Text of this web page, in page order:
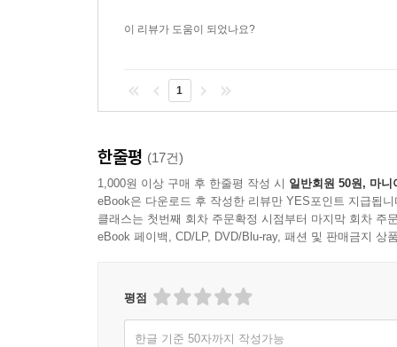
2단계 핵심 구문 듣기- 핵심 구문에 대한 설명을
잠깐만요- 발음에 대한 보충 설명입니다.
컨닝페이퍼- 혹시 모르는 어휘가 있다면 참고하세
리스닝 TIP- 영어의 중요 발음 현상에 대한 설명을
이 리뷰가 도움이 되었나요?
1
한줄평 (17건)
1,000원 이상 구매 후 한줄평 작성 시 일반회원 50원, 마니
eBook은 다운로드 후 작성한 리뷰만 YES포인트 지급됩니
클래스는 첫번째 회차 주문확정 시점부터 마지막 회차 주
eBook 페이백, CD/LP, DVD/Blu-ray, 패션 및 판매금지 상
평점
한글 기준 50자까지 작성가능